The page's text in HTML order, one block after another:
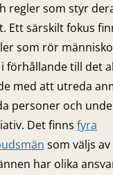
regler som styr
Ett särskilt fokus
som rör
förhållande till det
med att utreda
personer och
Det finns fyra
som väljs
har olika